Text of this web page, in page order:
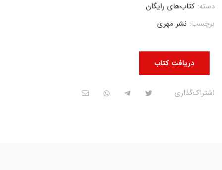
دریافت کتاب
دسته: کتاب‌های رایگان
برچسب: نشر مهری
اشتراک‌گذاری